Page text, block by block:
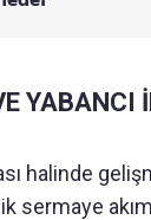
YABANCI
halinde
sermaye